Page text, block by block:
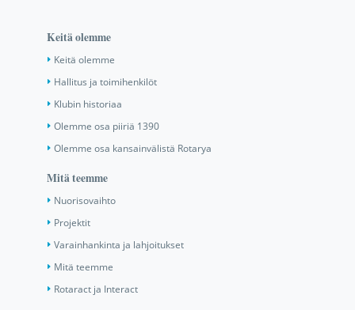
Keitä olemme
Keitä olemme
Hallitus ja toimihenkilöt
Klubin historiaa
Olemme osa piiriä 1390
Olemme osa kansainvälistä Rotarya
Mitä teemme
Nuorisovaihto
Projektit
Varainhankinta ja lahjoitukset
Mitä teemme
Rotaract ja Interact